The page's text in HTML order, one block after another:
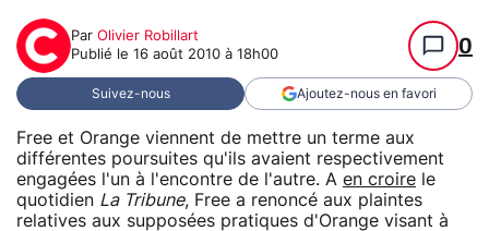
Par Olivier Robillart
Publié le 16 août 2010 à 18h00 0
Suivez-nous Ajoutez-nous en favori
Free et Orange viennent de mettre un terme aux
différentes poursuites qu'ils avaient respectivement
engagées l'un à l'encontre de l'autre. A en croire le
quotidien La Tribune, Free a renoncé aux plaintes
relatives aux supposées pratiques d'Orange visant à